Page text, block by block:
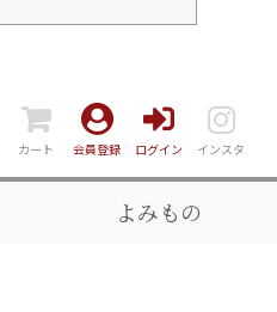
カート 会員登録 ログイン インスタ
よみもの